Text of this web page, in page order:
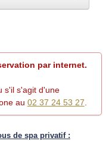
par internet.
s'il s'agit d'une
au 02 37 24 53 27
de spa privatif :